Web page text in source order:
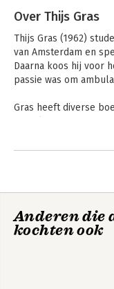
Over Thijs Gras
Thijs Gras (1962)
van Amsterdam en
Daarna koos hij voor
passie was om
Gras heeft diverse
verpleegkundige
Anderen die
kochten ook